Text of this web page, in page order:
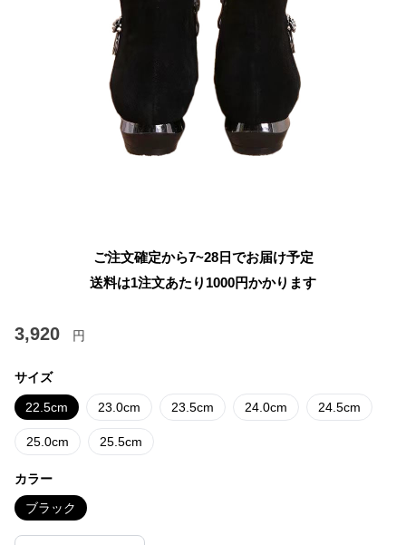
ご注文確定から7~28日でお届け予定
送料は1注文あたり 1000円かかります
3,920 円
サイズ
22.5cm 23.0cm 23.5cm 24.0cm 24.5cm
25.0cm 25.5cm
カラー
ブラック